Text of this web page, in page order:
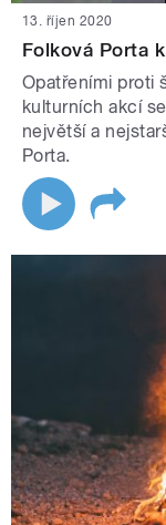
13. říjen 2020
Folková Porta
Opatřeními proti
kulturních akcí
největší a
Porta.